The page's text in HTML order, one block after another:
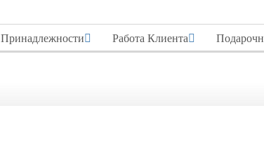
Принадлежности Работа Клиента